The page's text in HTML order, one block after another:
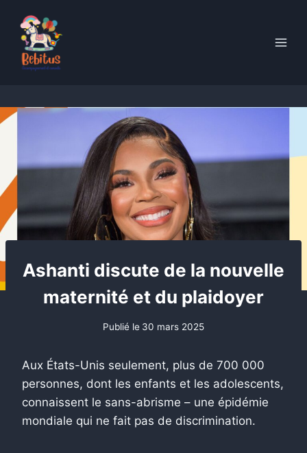
content
Ashanti discute de la nouvelle
maternité et du plaidoyer
Publié le 30 mars 2025
Aux États-Unis seulement, plus de 700 000
personnes, dont les enfants et les adolescents,
connaissent le sans-abrisme – une épidémie
mondiale qui ne fait pas de discrimination.